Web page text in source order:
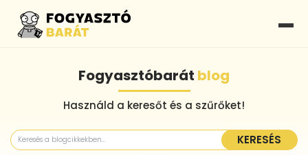
Fogyasztóbarát blog
Használd a keresőt és a szűrőket!
KERESÉS